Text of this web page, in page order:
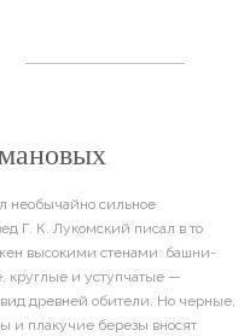
необычайно сильное
Г. К. Лукомский писал в то
высокими стенами: башни-
круглые и уступчатые —
древней обители. Но черные,
и плакучие березы вносят